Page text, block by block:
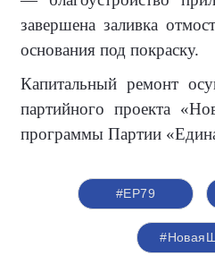
завершена заливка
основания под покраску.
Капитальный ремонт
партийного проекта
программы Партии
#ЕР79